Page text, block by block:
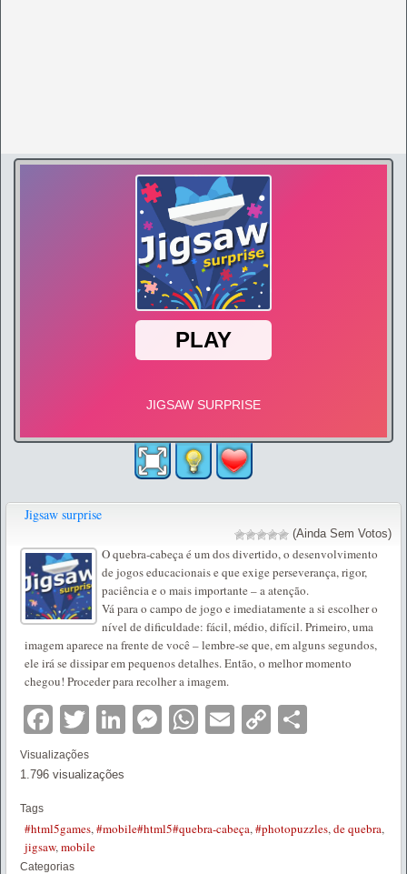
Jigsaw surprise
(Ainda Sem Votos)
O quebra-cabeça é um dos divertido, o desenvolvimento
de jogos educacionais e que exige perseverança, rigor,
paciência e o mais importante – a atenção.
Vá para o campo de jogo e imediatamente a si escolher o
nível de dificuldade: fácil, médio, difícil. Primeiro, uma
imagem aparece na frente de você – lembre-se que, em alguns segundos,
ele irá se dissipar em pequenos detalhes. Então, o melhor momento
chegou! Proceder para recolher a imagem.
Facebook
TwitterLinkedIn
Messenger
WhatsApp
EmailCopy
Visualizações
1.796 visualizações
Tags
#html5games,#mobile#html5#quebra-cabeça,#photopuzzles,de quebra,
jigsaw,mobile
Categorias